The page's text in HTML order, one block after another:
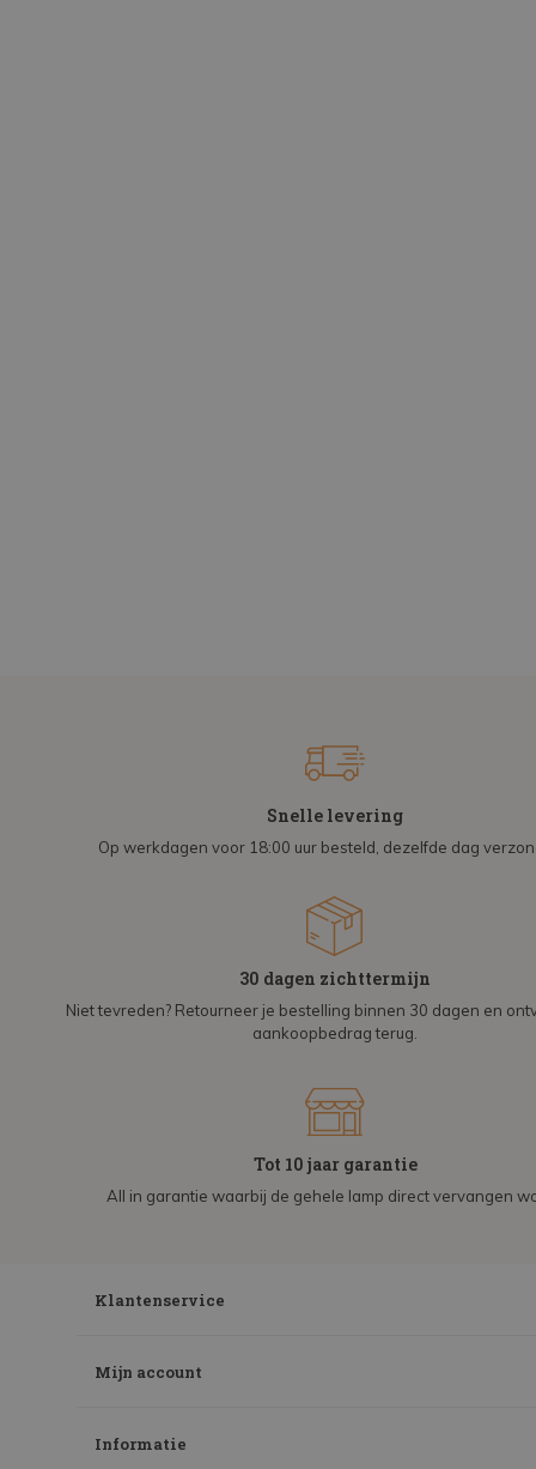
Snelle levering
Op werkdagen voor 18:00 uur besteld, dezelfde dag
30 dagen zichttermijn
Niet tevreden? Retourneer je bestelling binnen 30 dagen en
aankoopbedrag terug.
Tot 10 jaar garantie
All in garantie waarbij de gehele lamp direct vervangen
Klantenservice
Mijn account
Informatie